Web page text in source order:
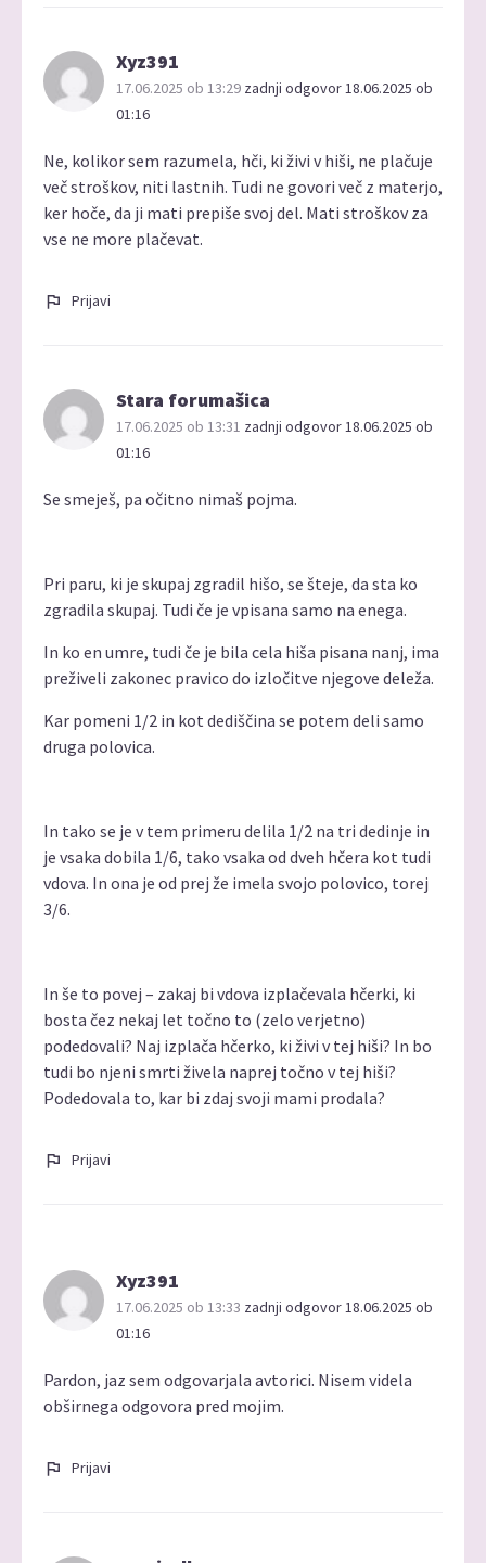
Xyz391
17.06.2025 ob 13:29 zadnji odgovor 18.06.2025 ob
01:16
Ne, kolikor sem razumela, hči, ki živi v hiši, ne plačuje
več stroškov, niti lastnih. Tudi ne govori več z materjo,
ker hoče, da ji mati prepiše svoj del. Mati stroškov za
vse ne more plačevat.
Prijavi
Stara forumašica
17.06.2025 ob 13:31 zadnji odgovor 18.06.2025 ob
01:16
Se smeješ, pa očitno nimaš pojma.
Pri paru, ki je skupaj zgradil hišo, se šteje, da sta ko
zgradila skupaj. Tudi če je vpisana samo na enega.
In ko en umre, tudi če je bila cela hiša pisana nanj, ima
preživeli zakonec pravico do izločitve njegove deleža.
Kar pomeni 1/2 in kot dediščina se potem deli samo
druga polovica.
In tako se je v tem primeru delila 1/2 na tri dedinje in
je vsaka dobila 1/6, tako vsaka od dveh hčera kot tudi
vdova. In ona je od prej že imela svojo polovico, torej
3/6.
In še to povej – zakaj bi vdova izplačevala hčerki, ki
bosta čez nekaj let točno to (zelo verjetno)
podedovali? Naj izplača hčerko, ki živi v tej hiši? In bo
tudi bo njeni smrti živela naprej točno v tej hiši?
Podedovala to, kar bi zdaj svoji mami prodala?
Prijavi
Xyz391
17.06.2025 ob 13:33 zadnji odgovor 18.06.2025 ob
01:16
Pardon, jaz sem odgovarjala avtorici. Nisem videla
obširnega odgovora pred mojim.
Prijavi